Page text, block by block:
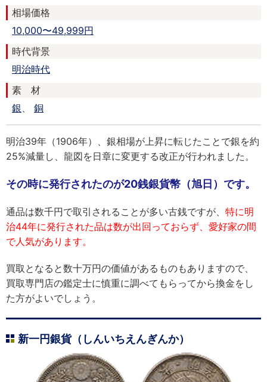
相場価格
10,000〜49,999円
時代背景
明治時代
素 材
銀
銅
明治39年（1906年）、銀相場が上昇に転じたことで銀を約
25%減量し、龍図を日章に変更する改正が行われました。
その時に発行されたのが20銭銀貨幣（旭日）です。
通品は数千円で取引されることが多い古銭ですが、 特に明
治44年に発行された品は数が出回っておらず、愛好家の間
で人気があります。
買取となると数十万円の価値があるものもありますので、
買取専門店の鑑定士に慎重に調べてもらってから換金をし
た方がよいでしょう。
新一円銀貨（しんいちえんぎんか）